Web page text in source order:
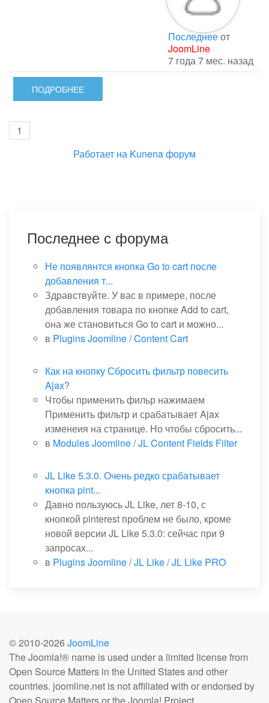
ПОДРОБНЕЕ
Последнееот
JoomLine
7 года 7 мес. назад
1
Работает на Kunena форум
Последнее с форума
Не появлянтся кнопка Go to cart после
добавления т...
Здравствуйте. У вас в примере, после
добавления товара по кнопке Add to cart,
она же становиться Go to cart и можно...
в Plugins Joomline/Content Cart
Как на кнопку Сбросить фильтр повесить
Ajax?
Чтобы применить фильр нажимаем
Применить фильтр и срабатывает Ajax
изменеия на странице. Но чтобы сбросить...
в Modules Joomline/JL Content Fields Filter
JL Like 5.3.0. Очень редко срабатывает
кнопка pint...
Давно пользуюсь JL Like, лет 8-10, с
кнопкой pinterest проблем не было, кроме
новой версии JL Like 5.3.0: сейчас при 9
запросах...
в Plugins Joomline/JL Like / JL Like PRO
© 2010-2026 JoomLine
The Joomla!® name is used under a limited license from
Open Source Matters in the United States and other
countries. joomline.net is not affiliated with or endorsed by